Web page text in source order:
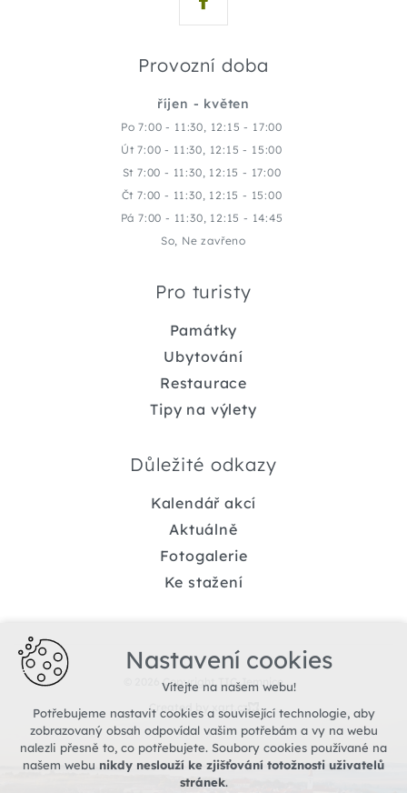
Provozní doba
říjen - květen
Po 7:00 - 11:30, 12:15 - 17:00
Út 7:00 - 11:30, 12:15 - 15:00
St 7:00 - 11:30, 12:15 - 17:00
Čt 7:00 - 11:30, 12:15 - 15:00
Pá 7:00 - 11:30, 12:15 - 14:45
So, Ne zavřeno
Pro turisty
Památky
Ubytování
Restaurace
Tipy na výlety
Důležité odkazy
Kalendář akcí
Aktuálně
Fotogalerie
Ke stažení
© 2026 Copyright TIC Jemnice
Created by xart.cz
Nastavení cookies
Vítejte na našem webu!
Potřebujeme nastavit cookies a související technologie, aby
zobrazovaný obsah odpovídal vašim potřebám a vy na webu
nalezli přesně to, co potřebujete. Soubory cookies používané na
našem webu nikdy neslouží ke zjišťování totožnosti uživatelů
stránek.